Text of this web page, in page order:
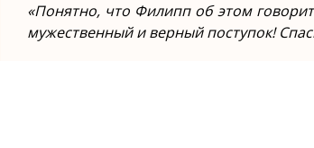
«Понятно, что Филипп об этом
мужественный и верный поступок!